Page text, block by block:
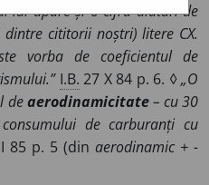
lui apare și o cifră alături de
cititorii noștri) litere CX.
vorba de coeficientul de
I.B. 27 X 84 p. 6. ◊„O
deaerodinamicitate– cu 30
de carburanți cu
85 p. 5 (din aerodinamic + -